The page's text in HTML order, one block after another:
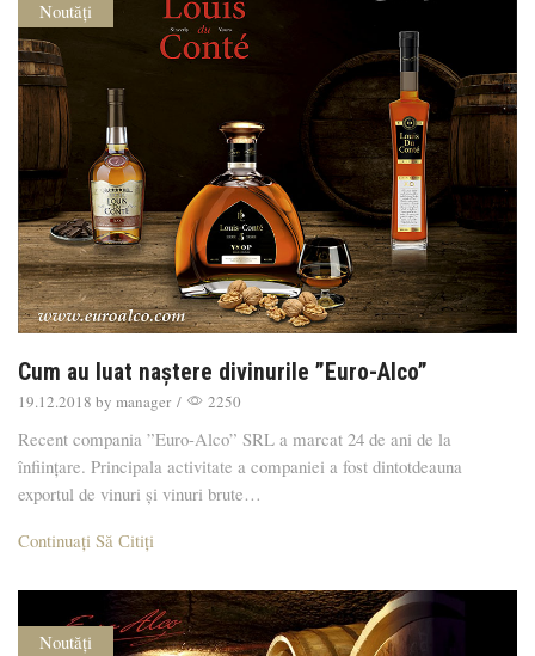
Noutăți
Cum au luat naștere divinurile ”Euro-Alco”
19.12.2018 by manager / 2250
Recent compania ”Euro-Alco” SRL a marcat 24 de ani de la
înființare. Principala activitate a companiei a fost dintotdeauna
exportul de vinuri și vinuri brute…
Continuați Să Сitiți
Noutăți